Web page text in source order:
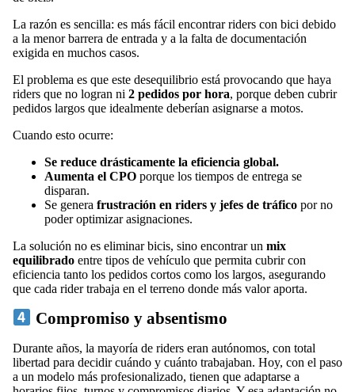
La razón es sencilla: es más fácil encontrar riders con bici debido
a la menor barrera de entrada y a la falta de documentación
exigida en muchos casos.
El problema es que este desequilibrio está provocando que haya
riders que no logran ni 2 pedidos por hora, porque deben cubrir
pedidos largos que idealmente deberían asignarse a motos.
Cuando esto ocurre:
Se reduce drásticamente la eficiencia global.
Aumenta el CPO porque los tiempos de entrega se
disparan.
Se genera frustración en riders y jefes de tráfico por no
poder optimizar asignaciones.
La solución no es eliminar bicis, sino encontrar un mix
equilibrado entre tipos de vehículo que permita cubrir con
eficiencia tanto los pedidos cortos como los largos, asegurando
que cada rider trabaja en el terreno donde más valor aporta.
Compromiso y absentismo
Durante años, la mayoría de riders eran autónomos, con total
libertad para decidir cuándo y cuánto trabajaban. Hoy, con el paso
a un modelo más profesionalizado, tienen que adaptarse a